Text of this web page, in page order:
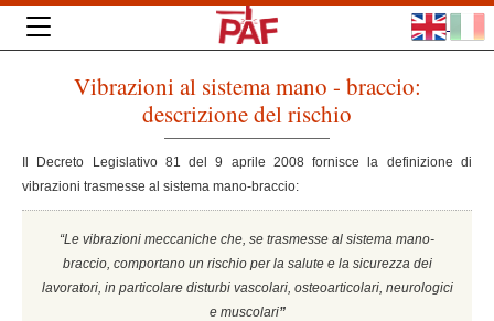
Vibrazioni al sistema mano - braccio:
descrizione del rischio
Il Decreto Legislativo 81 del 9 aprile 2008 fornisce la definizione di
vibrazioni trasmesse al sistema mano-braccio:
“Le vibrazioni meccaniche che, se trasmesse al sistema mano-
braccio, comportano un rischio per la salute e la sicurezza dei
lavoratori, in particolare disturbi vascolari, osteoarticolari, neurologici
e muscolari”